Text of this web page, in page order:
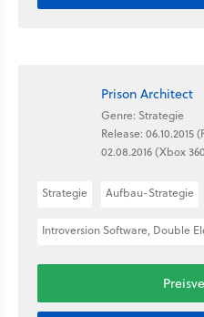
Prison Architect
Genre: Strategie
Release: 06.10.2015
02.08.2016 (Xbox
Strategie Aufbau-Strategie
Introversion Software, Double